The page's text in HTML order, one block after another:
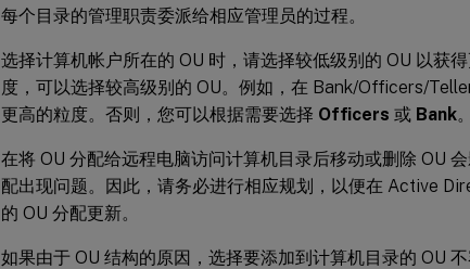
每个目录的管理职责委派给相应管理员的过程。
选择计算机帐户所在的 OU 时，请选择较低级别的 OU 以获
度，可以选择较高级别的 OU。例如，在 Bank/Officers/
更高的粒度。否则，您可以根据需要选择 Officers 或 Bank。
在将 OU 分配给远程电脑访问计算机目录后移动或删除 OU
配出现问题。因此，请务必进行相应规划，以便在 Active
的 OU 分配更新。
如果由于 OU 结构的原因，选择要添加到计算机目录的 OU